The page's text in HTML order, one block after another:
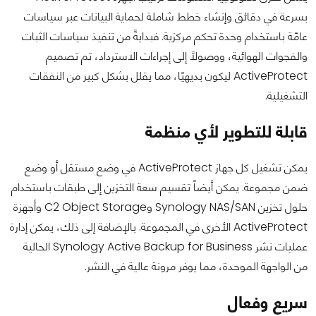
بسرعة في دقائق وإنشاء خطط شاملة لحماية البيانات عبر سياسات
عامّة باستخدام وحدة تحكم مركزية. فبدايةً من تنفيذ سياسات الثبات
والفجوات الهوائية، ووصولاً إلى إجراءات الاسترداد، تم تصميم
ActiveProtect ليكون بديهيًا، مما يقلل بشكل كبير من النفقات
التشغيلية.
قابلة للتطوير لأي منظمة
يمكن تشغيل كل جهاز ActiveProtect في وضع مستقل أو وضع
ضمن مجموعة. يمكن أيضاً تقسيم سعة التخزين إلى طبقات باستخدام
حلول تخزين Synology NAS/SAN وC2 Object Storage وأجهزة
ActiveProtect الأخرى في المجموعة. بالإضافة إلى ذلك، يمكن إدارة
عمليات نشر Synology Active Backup for Business الحالية
من الواجهة الموحدة، مما يوفر مرونة عالية في النشر.
سريع وفعال